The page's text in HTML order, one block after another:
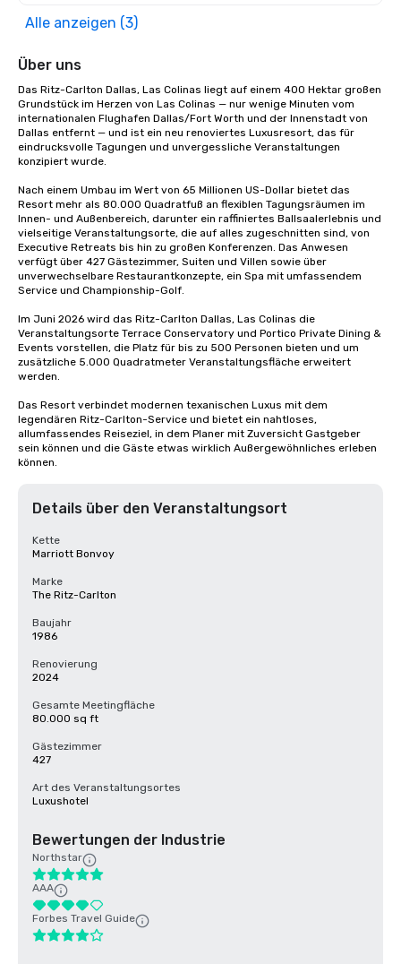
Alle anzeigen (3)
Über uns
Das Ritz-Carlton Dallas, Las Colinas liegt auf einem 400 Hektar großen
Grundstück im Herzen von Las Colinas — nur wenige Minuten vom
internationalen Flughafen Dallas/Fort Worth und der Innenstadt von
Dallas entfernt — und ist ein neu renoviertes Luxusresort, das für
eindrucksvolle Tagungen und unvergessliche Veranstaltungen
konzipiert wurde.
Nach einem Umbau im Wert von 65 Millionen US-Dollar bietet das
Resort mehr als 80.000 Quadratfuß an flexiblen Tagungsräumen im
Innen- und Außenbereich, darunter ein raffiniertes Ballsaalerlebnis und
vielseitige Veranstaltungsorte, die auf alles zugeschnitten sind, von
Executive Retreats bis hin zu großen Konferenzen. Das Anwesen
verfügt über 427 Gästezimmer, Suiten und Villen sowie über
unverwechselbare Restaurantkonzepte, ein Spa mit umfassendem
Service und Championship-Golf.
Im Juni 2026 wird das Ritz-Carlton Dallas, Las Colinas die
Veranstaltungsorte Terrace Conservatory und Portico Private Dining &
Events vorstellen, die Platz für bis zu 500 Personen bieten und um
zusätzliche 5.000 Quadratmeter Veranstaltungsfläche erweitert
werden.
Das Resort verbindet modernen texanischen Luxus mit dem
legendären Ritz-Carlton-Service und bietet ein nahtloses,
allumfassendes Reiseziel, in dem Planer mit Zuversicht Gastgeber
sein können und die Gäste etwas wirklich Außergewöhnliches erleben
können.
Details über den Veranstaltungsort
Kette
Marriott Bonvoy
Marke
The Ritz-Carlton
Baujahr
1986
Renovierung
2024
Gesamte Meetingfläche
80.000 sq ft
Gästezimmer
427
Art des Veranstaltungsortes
Luxushotel
Bewertungen der Industrie
Northstar
AAA
Forbes Travel Guide